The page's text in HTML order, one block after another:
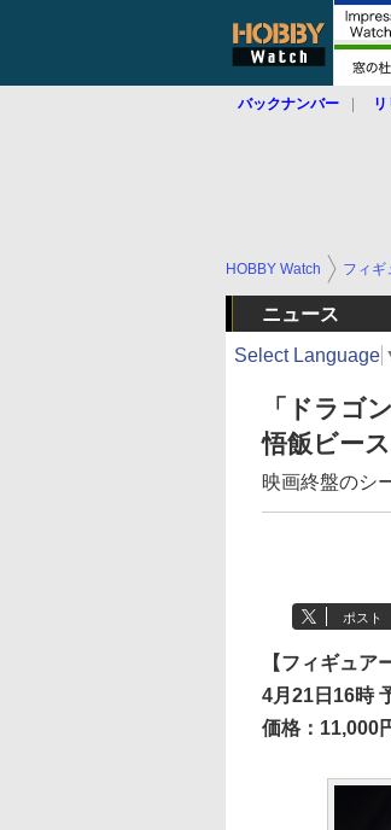
バックナンバー
HOBBY Watch フィギ
ニュース
Select Language
「ドラゴ
悟飯ビー
映画終盤のシ
ポスト
【フィギュア
4月21日16時
価格：11,000